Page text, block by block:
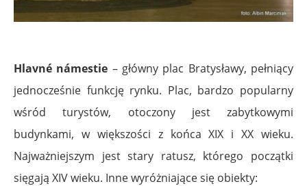
Hlavné námestie – główny plac Bratysławy, pełniący
jednocześnie funkcję rynku. Plac, bardzo popularny
wśród turystów, otoczony jest zabytkowymi
budynkami, w większości z końca XIX i XX wieku.
Najważniejszym jest stary ratusz, którego początki
sięgają XIV wieku. Inne wyróżniające się obiekty: